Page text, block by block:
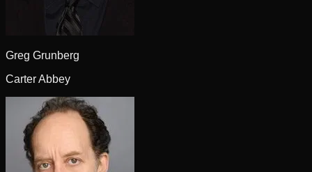
Greg Grunberg
Carter Abbey